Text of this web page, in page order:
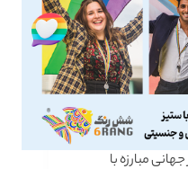
روز جهانی مبارزه با